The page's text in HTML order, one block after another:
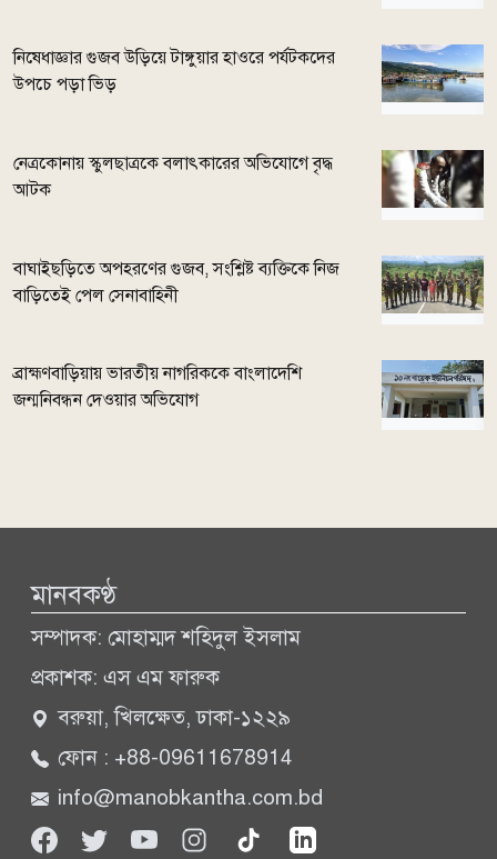
নিষেধাজ্ঞার গুজব উড়িয়ে টাঙ্গুয়ার হাওরে পর্যটকদের
উপচে পড়া ভিড়
নেত্রকোনায় স্কুলছাত্রকে বলাৎকারের অভিযোগে বৃদ্ধ
আটক
বাঘাইছড়িতে অপহরণের গুজব, সংশ্লিষ্ট ব্যক্তিকে নিজ
বাড়িতেই পেল সেনাবাহিনী
ব্রাহ্মণবাড়িয়ায় ভারতীয় নাগরিককে বাংলাদেশি
জন্মনিবন্ধন দেওয়ার অভিযোগ
মানবকণ্ঠ
সম্পাদক: মোহাম্মদ শহিদুল ইসলাম
প্রকাশক: এস এম ফারুক
বরুয়া, খিলক্ষেত, ঢাকা-১২২৯
ফোন : +88-09611678914
info@manobkantha.com.bd